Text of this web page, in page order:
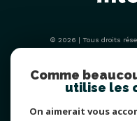
© 2026 | Tous droits
Comme
utilise les
On aimerait vous